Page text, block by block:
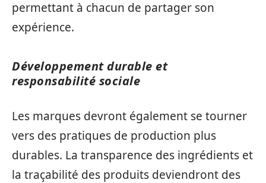
permettant à chacun de partager son
expérience.
Développement durable et
responsabilité sociale
Les marques devront également se tourner
vers des pratiques de production plus
durables. La transparence des ingrédients et
la traçabilité des produits deviendront des